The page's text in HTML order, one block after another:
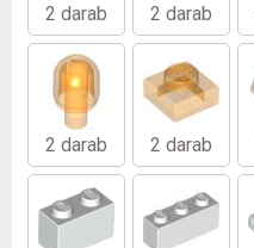
2 darab 2 darab
2 darab 2 darab